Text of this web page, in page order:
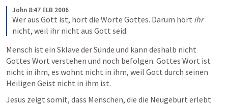
John 8:47 ELB 2006
Wer aus Gott ist, hört die Worte Gottes. Darum hört ihr
nicht, weil ihr nicht aus Gott seid.
Mensch ist ein Sklave der Sünde und kann deshalb nicht
Gottes Wort verstehen und noch befolgen. Gottes Wort ist
nicht in ihm, es wohnt nicht in ihm, weil Gott durch seinen
Heiligen Geist nicht in ihm ist.
Jesus zeigt somit, dass Menschen, die die Neugeburt erlebt